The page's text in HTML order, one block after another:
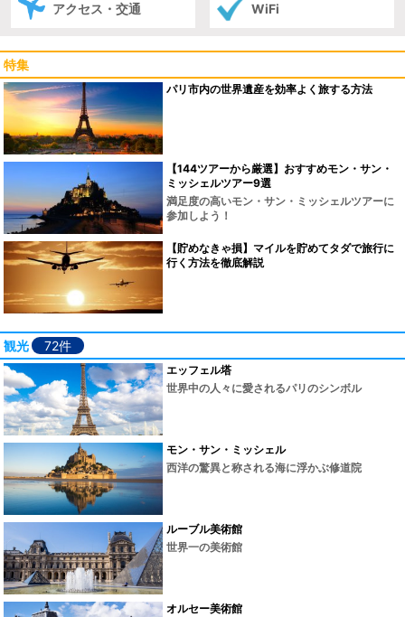
アクセス・交通 WiFi
特集
パリ市内の世界遺産を効率よく旅する方法
【144ツアーから厳選】おすすめモン・サン・
ミッシェルツアー9選
満足度の高いモン・サン・ミッシェルツアーに
参加しよう！
【貯めなきゃ損】マイルを貯めてタダで旅行に
行く方法を徹底解説
観光 72件
エッフェル塔
世界中の人々に愛されるパリのシンボル
モン・サン・ミッシェル
西洋の驚異と称される海に浮かぶ修道院
ルーブル美術館
世界一の美術館
オルセー美術館